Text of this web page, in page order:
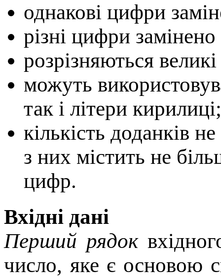
однаковi цифри
рiзнi цифри замiнено
розрiзняються
можуть
так i лiтери кирилицi;
кiлькiсть доданкiв
з них мiстить не
цифр.
Вхідні дані
Перший рядок
число, яке є основою